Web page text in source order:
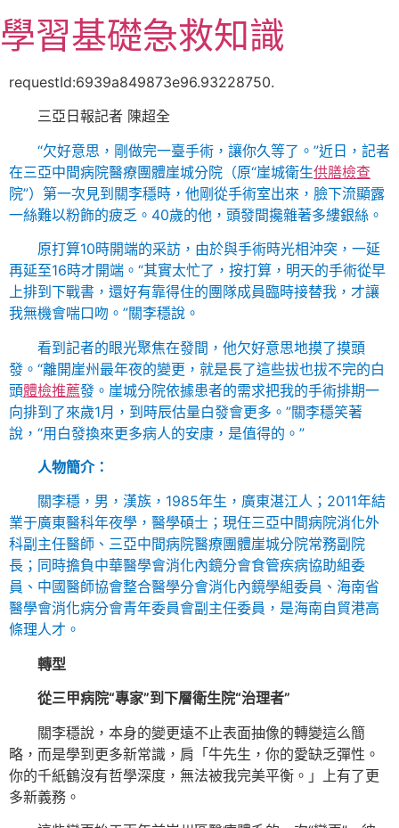
至
主
學習基礎急救知識
requestId:6939a849873e96.93228750.
三亞日報記者 陳超全
“欠好意思，剛做完一臺手術，讓你久等了。”近日，記者
在三亞中間病院醫療團體崖城分院（原“崖城衛生供膳檢查
院”）第一次見到關李穩時，他剛從手術室出來，臉下流顯露
一絲難以粉飾的疲乏。40歲的他，頭發間攙雜著多縷銀絲。
原打算10時開端的采訪，由於與手術時光相沖突，一延
再延至16時才開端。“其實太忙了，按打算，明天的手術從早
上排到下戰書，還好有靠得住的團隊成員臨時接替我，才讓
我無機會喘口吻。”關李穩說。
看到記者的眼光聚焦在發間，他欠好意思地摸了摸頭
發。“離開崖州最年夜的變更，就是長了這些拔也拔不完的白
頭體檢推薦發。崖城分院依據患者的需求把我的手術排期一
向排到了來歲1月，到時辰估量白發會更多。”關李穩笑著
說，“用白發換來更多病人的安康，是值得的。”
人物簡介：
關李穩，男，漢族，1985年生，廣東湛江人；2011年結
業于廣東醫科年夜學，醫學碩士；現任三亞中間病院消化外
科副主任醫師、三亞中間病院醫療團體崖城分院常務副院
長；同時擔負中華醫學會消化內鏡分會食管疾病協助組委
員、中國醫師協會整合醫學分會消化內鏡學組委員、海南省
醫學會消化病分會青年委員會副主任委員，是海南自貿港高
條理人才。
轉型
從三甲病院“專家”到下層衛生院“治理者”
關李穩說，本身的變更遠不止表面抽像的轉變這么簡
略，而是學到更多新常識，肩「牛先生，你的愛缺乏彈性。
你的千紙鶴沒有哲學深度，無法被我完美平衡。」上有了更
多新義務。